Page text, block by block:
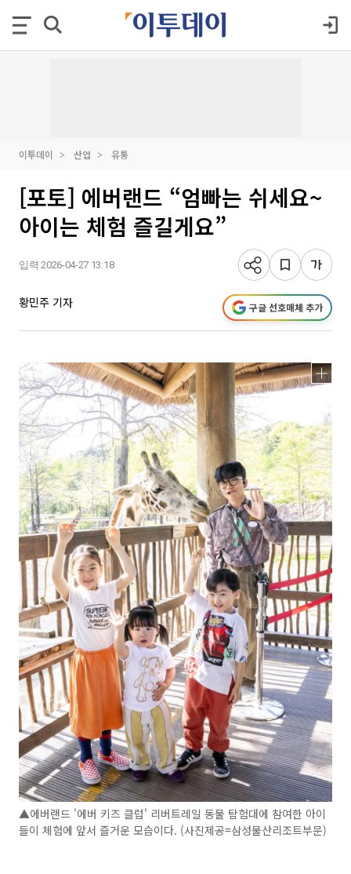
이투데이 산업 유통
[포토] 에버랜드 “엄빠는 쉬세요~
아이는 체험 즐길게요”
입력 2026-04-27 13:18
황민주 기자 구글 선호매체 추가
▲에버랜드 '에버 키즈 클럽' 리버트레일 동물 탐험대에 참여한 아이
들이 체험에 앞서 즐거운 모습이다. (사진제공=삼성물산리조트부문)